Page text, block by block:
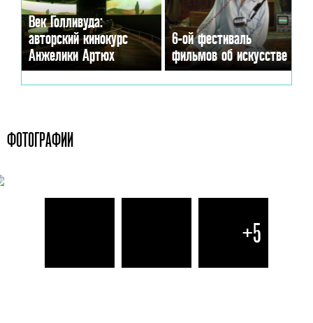
Век Голливуда:
авторский кинокурс
Анжелики Артюх
6-ой фестиваль
фильмов об искусстве
ФОТОГРАФИИ
+5